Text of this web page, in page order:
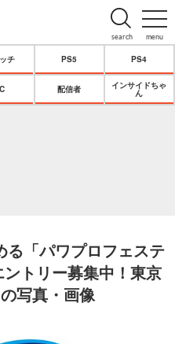
menu
search
チ PS5 PS4
配信者
インサイドちゃ
ん
る「パワプロフェステ
ントリー募集中！東京
写真・画像